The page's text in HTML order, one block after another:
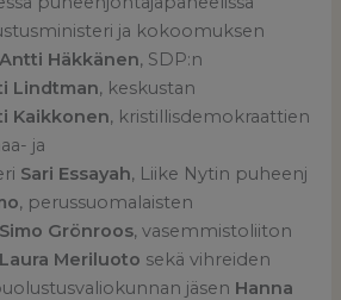
ja kokoomuksen
Antti Häkkänen, SDP:n
Lindtman, keskustan
Kaikkonen, kristillisdemokraattien
ja
Sari Essayah, Liike Nytin puheenj
, perussuomalaisten
Simo Grönroos, vasemmistoliiton
Laura Meriluoto sekä vihreiden
jäsen Hanna